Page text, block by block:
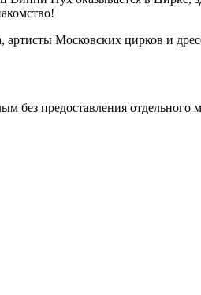
артисты Московских цирков и
без предоставления отдельного